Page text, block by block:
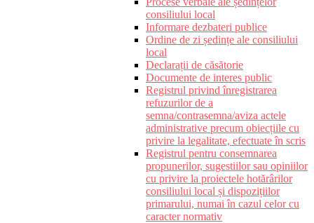
consiliului local
Informare dezbateri publice
Ordine de zi ședințe ale consiliului
local
Declarații de căsătorie
Documente de interes public
Registrul privind înregistrarea
refuzurilor de a
semna/contrasemna/aviza actele
administrative precum obiecțiile cu
privire la legalitate, efectuate în scris
Registrul pentru consemnarea
propunerilor, sugestiilor sau opiniilor
cu privire la proiectele hotărârilor
consiliului local și dispozițiilor
primarului, numai în cazul celor cu
caracter normativ